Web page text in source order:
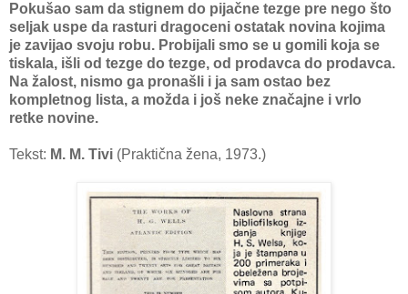
Pokušao sam da stignem do pijačne tezge pre nego što
seljak uspe da rasturi dragoceni ostatak novina kojima
je zavijao svoju robu. Probijali smo se u gomili koja se
tiskala, išli od tezge do tezge, od prodavca do prodavca.
Na žalost, nismo ga pronašli i ja sam ostao bez
kompletnog lista, a možda i još neke značajne i vrlo
retke novine.
Tekst: M. M. Tivi (Praktična žena, 1973.)